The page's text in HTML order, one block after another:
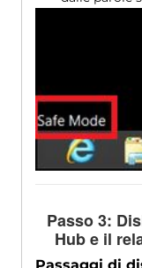
Passo 3:
Hub e il